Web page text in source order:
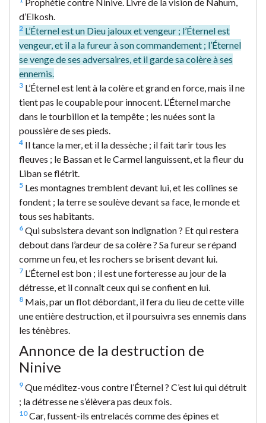
d’Elkosh.
2 L’Éternel est un Dieu jaloux et vengeur ; l’Éternel est
vengeur, et il a la fureur à son commandement ; l’Éternel
se venge de ses adversaires, et il garde sa colère à ses
ennemis.
3 L’Éternel est lent à la colère et grand en force, mais il ne
tient pas le coupable pour innocent. L’Éternel marche
dans le tourbillon et la tempête ; les nuées sont la
poussière de ses pieds.
4 Il tance la mer, et il la dessèche ; il fait tarir tous les
fleuves ; le Bassan et le Carmel languissent, et la fleur du
Liban se flétrit.
5 Les montagnes tremblent devant lui, et les collines se
fondent ; la terre se soulève devant sa face, le monde et
tous ses habitants.
6 Qui subsistera devant son indignation ? Et qui restera
debout dans l’ardeur de sa colère ? Sa fureur se répand
comme un feu, et les rochers se brisent devant lui.
7 L’Éternel est bon ; il est une forteresse au jour de la
détresse, et il connaît ceux qui se confient en lui.
8 Mais, par un flot débordant, il fera du lieu de cette ville
une entière destruction, et il poursuivra ses ennemis dans
les ténèbres.
Annonce de la destruction de
Ninive
9 Que méditez-vous contre l’Éternel ? C’est lui qui détruit
; la détresse ne s’élèvera pas deux fois.
10Car, fussent-ils entrelacés comme des épines et